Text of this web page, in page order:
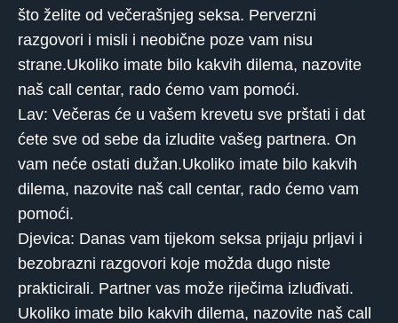
što želite od večerašnjeg seksa. Perverzni
razgovori i misli i neobične poze vam nisu
strane.Ukoliko imate bilo kakvih dilema, nazovite
naš call centar, rado ćemo vam pomoći.
Lav: Večeras će u vašem krevetu sve prštati i dat
ćete sve od sebe da izludite vašeg partnera. On
vam neće ostati dužan.Ukoliko imate bilo kakvih
dilema, nazovite naš call centar, rado ćemo vam
pomoći.
Djevica: Danas vam tijekom seksa prijaju prljavi i
bezobrazni razgovori koje možda dugo niste
prakticirali. Partner vas može riječima izluđivati.
Ukoliko imate bilo kakvih dilema, nazovite naš call